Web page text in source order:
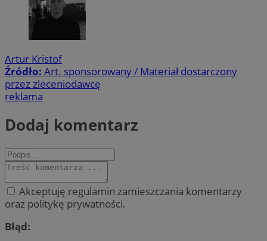
Artur Kristof
Źródło: Art. sponsorowany / Materiał dostarczony
przez zleceniodawcę
reklama
Dodaj komentarz
Akceptuję regulamin zamieszczania komentarzy
oraz politykę prywatności.
Błąd: